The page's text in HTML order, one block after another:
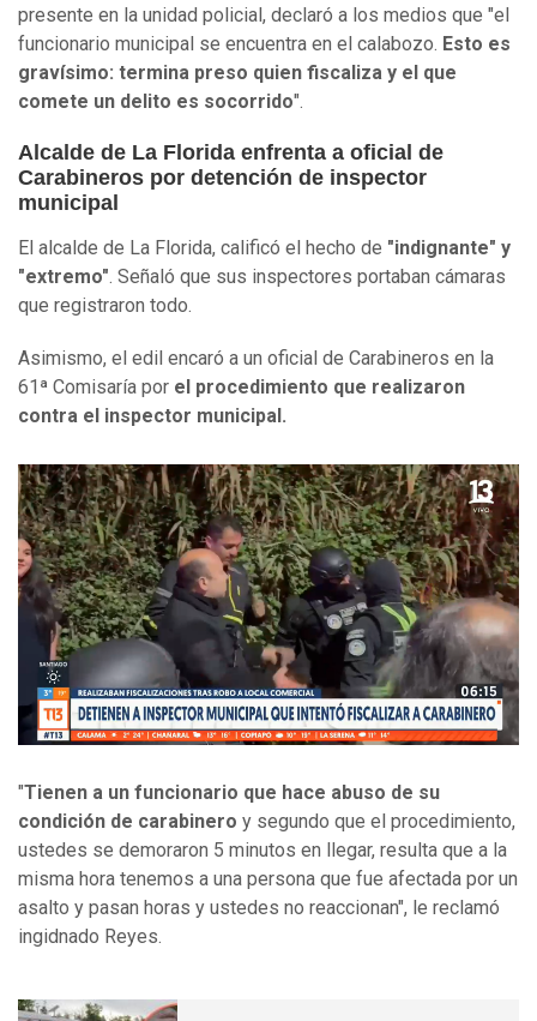
presente en la unidad policial, declaró a los medios que "el
funcionario municipal se encuentra en el calabozo. Esto es
gravísimo: termina preso quien fiscaliza y el que
comete un delito es socorrido".
Alcalde de La Florida enfrenta a oficial de
Carabineros por detención de inspector
municipal
El alcalde de La Florida, calificó el hecho de "indignante" y
"extremo". Señaló que sus inspectores portaban cámaras
que registraron todo.
Asimismo, el edil encaró a un oficial de Carabineros en la
61ª Comisaría por el procedimiento que realizaron
contra el inspector municipal.
"Tienen a un funcionario que hace abuso de su
condición de carabinero y segundo que el procedimiento,
ustedes se demoraron 5 minutos en llegar, resulta que a la
misma hora tenemos a una persona que fue afectada por un
asalto y pasan horas y ustedes no reaccionan", le reclamó
ingidnado Reyes.